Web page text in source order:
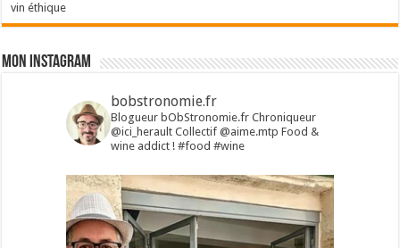
vin éthique
Mon Instagram
bobstronomie.fr
Blogueur bObStronomie.fr Chroniqueur
@ici_heraultCollectif @aime.mtp Food &
wine addict !#food #wine